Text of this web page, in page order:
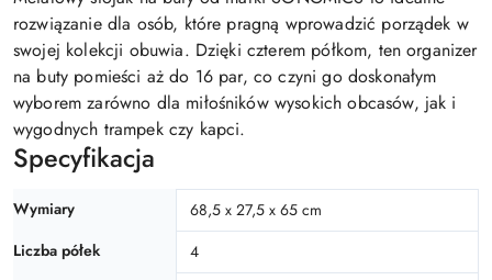
rozwiązanie dla osób, które pragną wprowadzić porządek w
swojej kolekcji obuwia. Dzięki czterem półkom, ten organizer
na buty pomieści aż do 16 par, co czyni go doskonałym
wyborem zarówno dla miłośników wysokich obcasów, jak i
wygodnych trampek czy kapci.
Specyfikacja
Wymiary
68,5 x 27,5 x 65 cm
Liczba półek
4